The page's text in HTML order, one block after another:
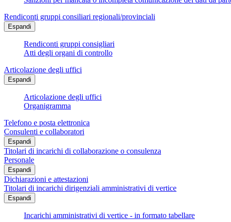
Rendiconti gruppi consiliari regionali/provinciali
Espandi
Rendiconti gruppi consigliari
Atti degli organi di controllo
Articolazione degli uffici
Espandi
Articolazione degli uffici
Organigramma
Telefono e posta elettronica
Consulenti e collaboratori
Espandi
Titolari di incarichi di collaborazione o consulenza
Personale
Espandi
Dichiarazioni e attestazioni
Titolari di incarichi dirigenziali amministrativi di vertice
Espandi
Incarichi amministrativi di vertice - in formato tabellare